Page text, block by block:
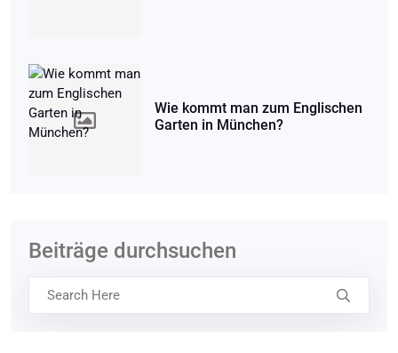
Wie kommt man zum Englischen
Garten in München?
Beiträge durchsuchen